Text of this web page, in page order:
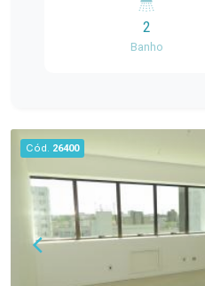
proporcionando fácil
facilidades e uma
empreendimento. Diferenciais: - Sala ampla e
Localização estratégica,
comércio, serviços e
Condomínio: -
sistema de
bem cuidados e acessíveis. Não perca a
de estabelecer seu
privilegiado! Agende
2
Banho
Cód. 26400